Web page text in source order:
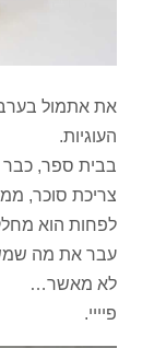
את אתמול בערב,
העוגיות.
בבית ספר, כבר
צריכת סוכר,
לפחות הוא
עבר את מה
לא מאשר…
פיייי.